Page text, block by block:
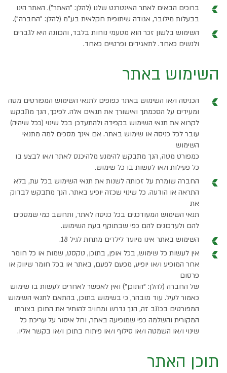
ברוכים הבאים לאתר האינטרנט שלנו (להלן: "האתר"). האתר הינו
בבעלות מילובר, אגודה שיתופית חקלאית בע"מ (להלן: "החברה").
השימוש בלשון זכר הוא מטעמי נוחות בלבד, והכוונה היא לגברים
ולנשים כאחד. לתאגידים ופרטיים כאחד.
השימוש באתר
הכניסה ו/או השימוש באתר כפופים לתנאי השימוש המפורטים מטה
ומעידים על הסכמתך ואישורך את תנאים אלה. לפיכך, הנך מתבקש
לקרוא את תנאי השימוש בקפידה ולהתעדכן בכל שינוי (ככל שיהיה)
עובר לכל כניסה או שימוש באתר. אם אינך מסכים למה מתנאי
השימוש
כמפורט מטה, הנך מתבקש להימנע מלהיכנס לאתר ו/או לבצע בו
כל פעילות ו/או לעשות בו כל שימוש.
החברה שומרת על זכותה לשנות את תנאי השימוש בכל עת, בלא
התראה או הודעה. כל שינוי שכזה יופיע באתר. הנך מתבקש לבדוק
את
תנאי השימוש המעודכנים בכל כניסה לאתר, ותחשב כמי שמסכים
להם ולעדכונים להם כפי שבתוקף בעת השימוש.
השימוש באתר אינו מיועד לילדים מתחת לגיל 18.
אין לעשות כל שימוש, בכל אופן, בתוכן, טקסט, שמות או כל חומר
אחר המופיע ו/או יופיע, מפעם לפעם, באתר או בכל חומר שיווק או
פרסום
של החברה (להלן: "התוכן") ואין לאפשר לאחרים לעשות בו שימוש
כאמור לעיל. עוד מובהר, כי בשימוש בתוכן, בהתאם לתנאי השימוש
המפורטים בכתב זה, הנך נדרש ומחויב להותיר את התוכן בצורתו
המקורית והשלמה כפי שמופיעה באתר, וחל איסור על עריכת כל
שינוי ו/או השמטה ו/או סילוף ו/או פיתוח בתוכן ו/או בקשר אליו.
תוכן האתר